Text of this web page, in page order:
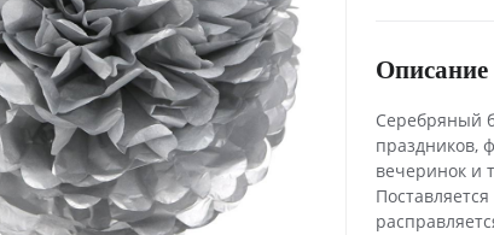
Описание
Серебряный
праздников,
вечеринок и